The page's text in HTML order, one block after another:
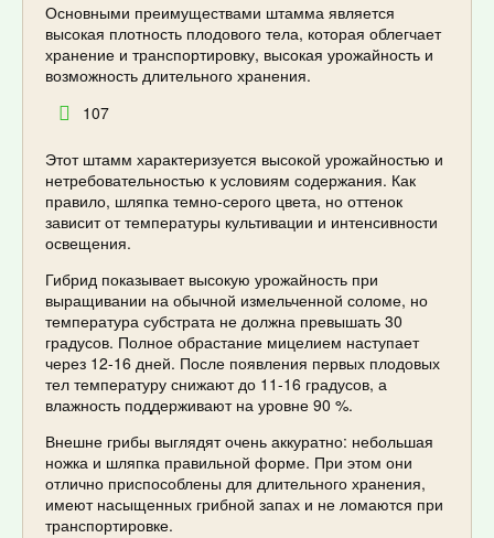
Основными преимуществами штамма является
высокая плотность плодового тела, которая облегчает
хранение и транспортировку, высокая урожайность и
возможность длительного хранения.
107
Этот штамм характеризуется высокой урожайностью и
нетребовательностью к условиям содержания. Как
правило, шляпка темно-серого цвета, но оттенок
зависит от температуры культивации и интенсивности
освещения.
Гибрид показывает высокую урожайность при
выращивании на обычной измельченной соломе, но
температура субстрата не должна превышать 30
градусов. Полное обрастание мицелием наступает
через 12-16 дней. После появления первых плодовых
тел температуру снижают до 11-16 градусов, а
влажность поддерживают на уровне 90 %.
Внешне грибы выглядят очень аккуратно: небольшая
ножка и шляпка правильной форме. При этом они
отлично приспособлены для длительного хранения,
имеют насыщенных грибной запах и не ломаются при
транспортировке.